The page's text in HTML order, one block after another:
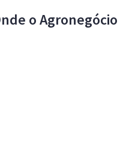
o Agronegócio